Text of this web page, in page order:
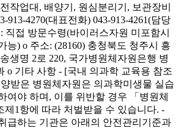
작업대, 배양기, 원심분리기, 보관장비
913-4270(대표전화) 043-913-4261(담당
직접 방문수령(바이러스자원 미포함시
능) o 주소: (28160) 충청북도 청주시 흥
생명 2로 220, 국가병원체자원은행 병
o 기타 사항 - [국내 의과학 교육용 참조
받은 병원체자원은 의과학미생물 실습
여야 하며, 이를 위반할 경우 「병원체
제1항에 따라 처벌받을 수 있습니다. -
급하는 기관은 아래의 안전관리기준과